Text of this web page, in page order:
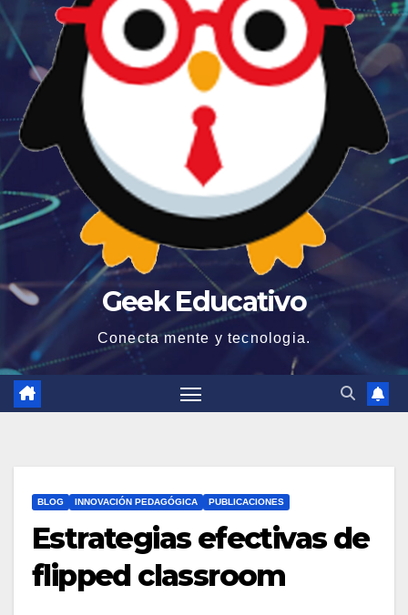
Geek Educativo
Conecta mente y tecnologia.
BLOG INNOVACIÓN PEDAGÓGICA PUBLICACIONES
Estrategias efectivas de
flipped classroom